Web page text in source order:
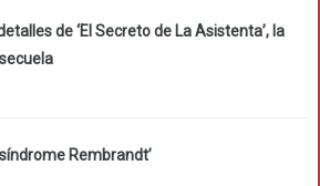
de ‘El Secreto de La Asistenta’, la
síndrome Rembrandt’